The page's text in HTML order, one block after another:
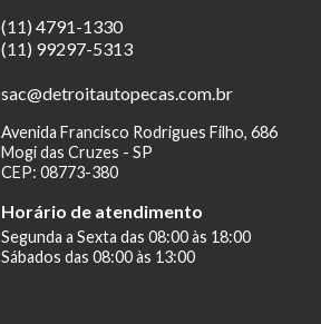
(11) 4791-1330
(11) 99297-5313
sac@detroitautopecas.com.br
Avenida Francisco Rodrigues Filho, 686
Mogi das Cruzes - SP
CEP: 08773-380
Horário de atendimento
Segunda a Sexta das 08:00 às 18:00
Sábados das 08:00 às 13:00